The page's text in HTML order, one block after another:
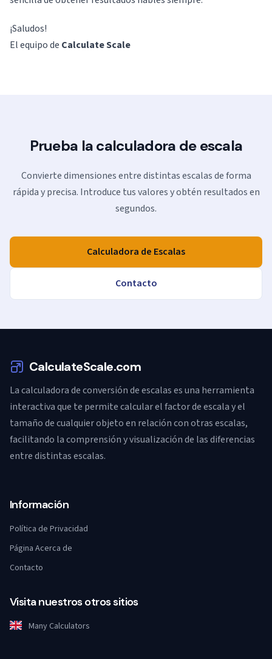
¡Saludos!
El equipo de Calculate Scale
Prueba la calculadora de escala
Convierte dimensiones entre distintas escalas de forma
rápida y precisa. Introduce tus valores y obtén resultados en
segundos.
Calculadora de Escalas
Contacto
CalculateScale.com
La calculadora de conversión de escalas es una herramienta
interactiva que te permite calcular el factor de escala y el
tamaño de cualquier objeto en relación con otras escalas,
facilitando la comprensión y visualización de las diferencias
entre distintas escalas.
Información
Política de Privacidad
Página Acerca de
Contacto
Visita nuestros otros sitios
Many Calculators